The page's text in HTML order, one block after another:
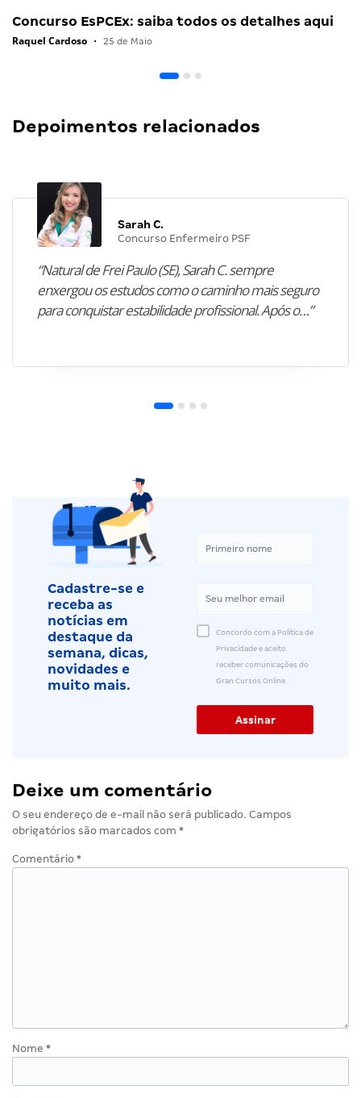
Concurso EsPCEx: saiba todos os detalhes aqui
Raquel Cardoso • 25 de Maio
Depoimentos relacionados
Sarah C.
Concurso Enfermeiro PSF
“Natural de Frei Paulo (SE), Sarah C. sempre
enxergou os estudos como o caminho mais seguro
para conquistar estabilidade profissional. Após o…”
Cadastre-se e
receba as
notícias em
destaque da
semana, dicas,
novidades e
muito mais.
Concordo com a Política de
Privacidade e aceito
receber comunicações do
Gran Cursos Online.
Deixe um comentário
O seu endereço de e-mail não será publicado. Campos
obrigatórios são marcados com *
Comentário *
Nome *